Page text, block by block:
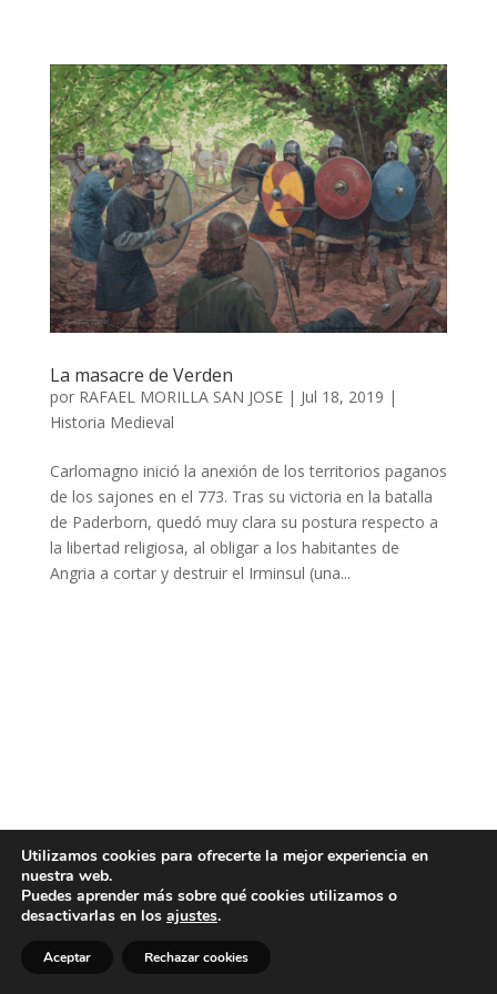
La masacre de Verden
por RAFAEL MORILLA SAN JOSE| Jul 18, 2019 |
Historia Medieval
Carlomagno inició la anexión de los territorios paganos
de los sajones en el 773. Tras su victoria en la batalla
de Paderborn, quedó muy clara su postura respecto a
la libertad religiosa, al obligar a los habitantes de
Angria a cortar y destruir el Irminsul (una...
Utilizamos cookies para ofrecerte la mejor experiencia en
nuestra web.
Puedes aprender más sobre qué cookies utilizamos o
desactivarlas en los ajustes.
Aceptar Rechazar cookies